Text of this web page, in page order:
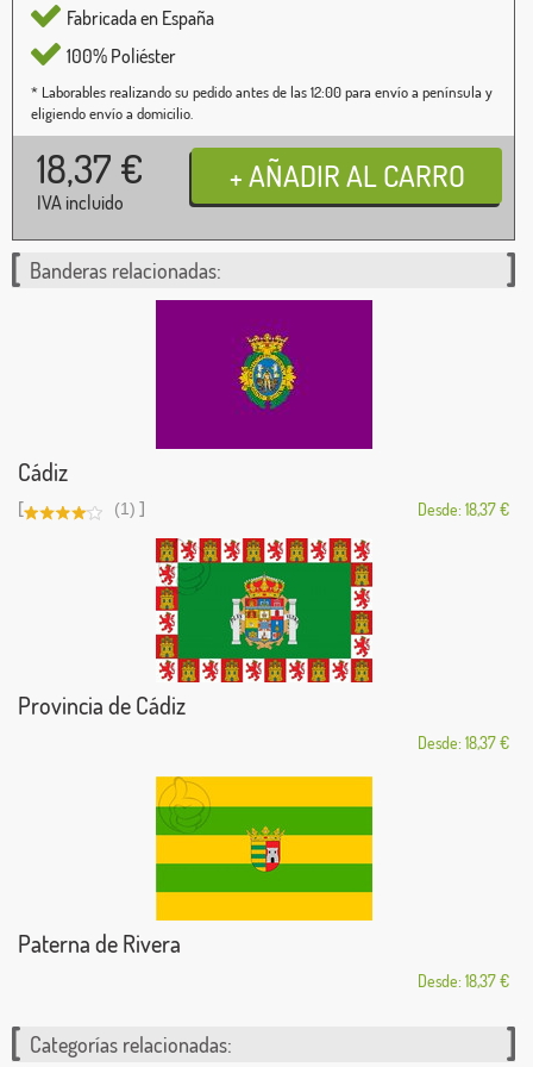
Fabricada en España
100% Poliéster
* Laborables realizando su pedido antes de las 12:00 para envío a península y
eligiendo envío a domicilio.
18,37 €
IVA incluido
Banderas relacionadas:
Cádiz
[ (1) ] Desde: 18,37 €
Provincia de Cádiz
Desde: 18,37 €
Paterna de Rivera
Desde: 18,37 €
Categorías relacionadas: